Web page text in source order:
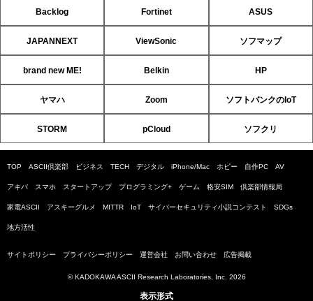
Backlog Fortinet ASUS
JAPANNEXT ViewSonic ソフマップ
brand new ME! Belkin HP
ヤマハ Zoom ソフトバンクのIoT
STORM pCloud ソフクリ
TOP ASCII倶楽部 ビジネス TECH デジタル iPhone/Mac ホビー 自作PC AV
アキバ スマホ スタートアップ プログラミング+ ゲーム 格安SIM 倶楽部情報局
家電ASCII アスキーグルメ MITTR IoT サイバーセキュリティ小説コンテスト SDGs
地方活性
サイトポリシー プライバシーポリシー 運営会社 お問い合わせ 広告掲載
© KADOKAWA ASCII Research Laboratories, Inc. 2026
表示形式